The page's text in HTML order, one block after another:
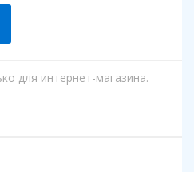
для интернет-магазина.